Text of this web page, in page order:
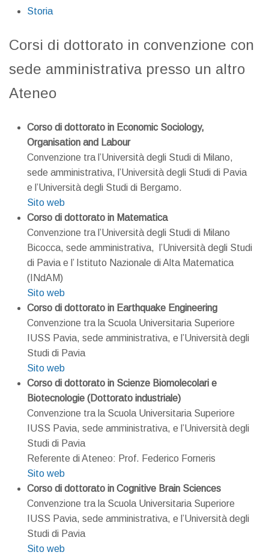
Storia
Corsi di dottorato in convenzione con
sede amministrativa presso un altro
Ateneo
Corso di dottorato in Economic Sociology,
Organisation and Labour
Convenzione tra l’Università degli Studi di Milano,
sede amministrativa, l’Università degli Studi di Pavia
e l’Università degli Studi di Bergamo.
Sito web
Corso di dottorato in Matematica
Convenzione tra l’Università degli Studi di Milano
Bicocca, sede amministrativa, l’Università degli Studi
di Pavia e l’ Istituto Nazionale di Alta Matematica
(INdAM)
Sito web
Corso di dottorato in Earthquake Engineering
Convenzione tra la Scuola Universitaria Superiore
IUSS Pavia, sede amministrativa, e l’Università degli
Studi di Pavia
Sito web
Corso di dottorato in Scienze Biomolecolari e
Biotecnologie (Dottorato industriale)
Convenzione tra la Scuola Universitaria Superiore
IUSS Pavia, sede amministrativa, e l’Università degli
Studi di Pavia
Referente di Ateneo: Prof. Federico Forneris
Sito web
Corso di dottorato in Cognitive Brain Sciences
Convenzione tra la Scuola Universitaria Superiore
IUSS Pavia, sede amministrativa, e l’Università degli
Studi di Pavia
Sito web